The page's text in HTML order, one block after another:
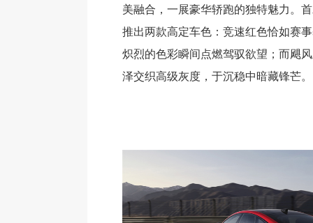
美融合，一展豪华轿跑的独特魅力。
推出两款高定车色：竞速红色恰如赛
炽烈的色彩瞬间点燃驾驭欲望；而飓
泽交织高级灰度，于沉稳中暗藏锋芒。